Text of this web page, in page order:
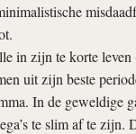
in zijn te korte
uit zijn beste
In de geweldige
te slim af te zijn.